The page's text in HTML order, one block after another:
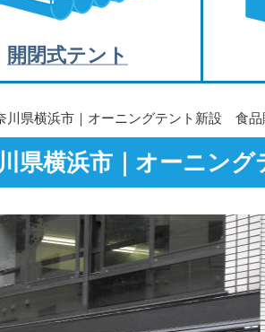
開閉式テント
川県横浜市｜オーニングテント新設 食品
県横浜市｜オーニン